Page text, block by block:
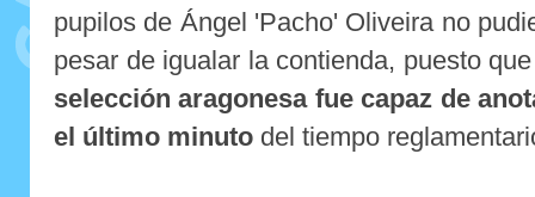
pupilos de Ángel 'Pacho' Oliveira no
pesar de igualar la contienda, puesto
selección aragonesa fue capaz de
el último minuto del tiempo